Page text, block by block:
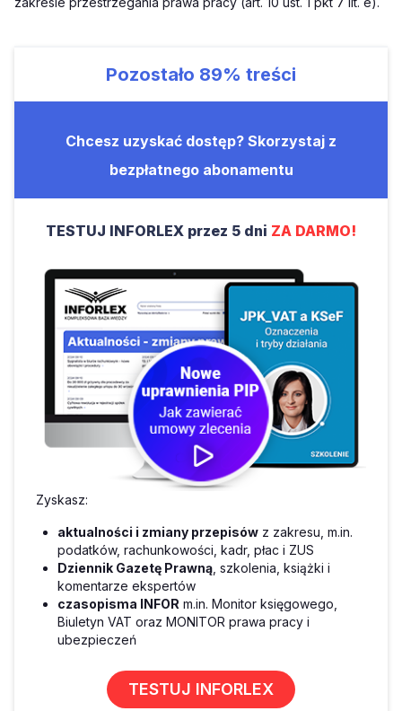
Pozostało 89% treści
Chcesz uzyskać dostęp? Skorzystaj z
bezpłatnego abonamentu
TESTUJ INFORLEX przez 5 dni ZA DARMO!
Zyskasz:
aktualności i zmiany przepisów z zakresu, m.in.
podatków, rachunkowości, kadr, płac i ZUS
Dziennik Gazetę Prawną , szkolenia, książki i
komentarze ekspertów
czasopisma INFOR m.in. Monitor księgowego,
Biuletyn VAT oraz MONITOR prawa pracy i
ubezpieczeń
TESTUJ INFORLEX